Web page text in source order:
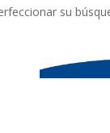
su